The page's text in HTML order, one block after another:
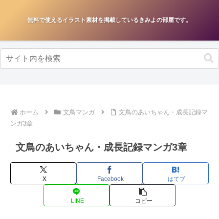
無料で使えるイラスト素材を掲載しているきみよの部屋です。
ホーム 文鳥マンガ
文鳥のあいちゃん・成長記録マ
ンガ3章
文鳥のあいちゃん・成長記録マンガ3章
X Facebook はてブ
LINE コピー